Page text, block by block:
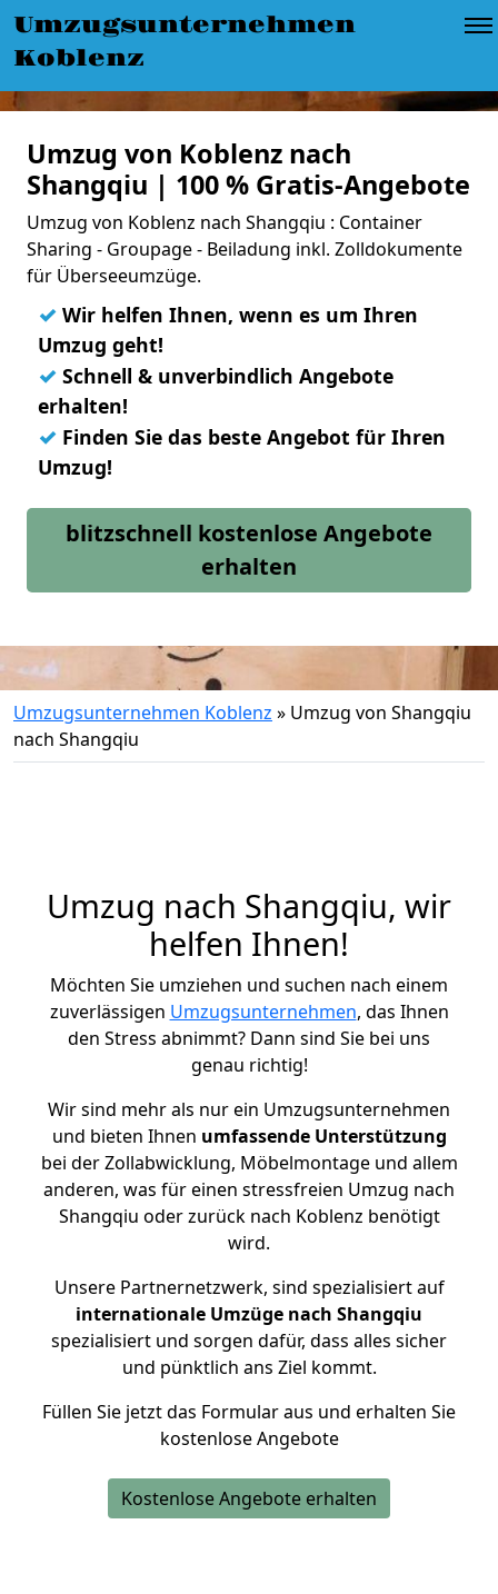
Umzugsunternehmen
Koblenz
Umzug von Koblenz nach
Shangqiu | 100 % Gratis-Angebote
Umzug von Koblenz nach Shangqiu : Container
Sharing - Groupage - Beiladung inkl. Zolldokumente
für Überseeumzüge.
✓ Wir helfen Ihnen, wenn es um Ihren
Umzug geht!
✓ Schnell & unverbindlich Angebote
erhalten!
✓ Finden Sie das beste Angebot für Ihren
Umzug!
blitzschnell kostenlose Angebote
erhalten
Umzugsunternehmen Koblenz » Umzug von Shangqiu
nach Shangqiu
Umzug nach Shangqiu, wir
helfen Ihnen!
Möchten Sie umziehen und suchen nach einem
zuverlässigen Umzugsunternehmen, das Ihnen
den Stress abnimmt? Dann sind Sie bei uns
genau richtig!
Wir sind mehr als nur ein Umzugsunternehmen
und bieten Ihnen umfassende Unterstützung
bei der Zollabwicklung, Möbelmontage und allem
anderen, was für einen stressfreien Umzug nach
Shangqiu oder zurück nach Koblenz benötigt
wird.
Unsere Partnernetzwerk, sind spezialisiert auf
internationale Umzüge nach Shangqiu
spezialisiert und sorgen dafür, dass alles sicher
und pünktlich ans Ziel kommt.
Füllen Sie jetzt das Formular aus und erhalten Sie
kostenlose Angebote
Kostenlose Angebote erhalten